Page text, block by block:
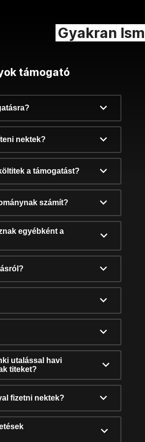
Gyakran
támogató
nektek?
a támogatást?
számít?
egyébként a
utalással havi
titeket?
fizetni nektek?